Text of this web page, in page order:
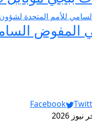
المفوض
Facebook
2026